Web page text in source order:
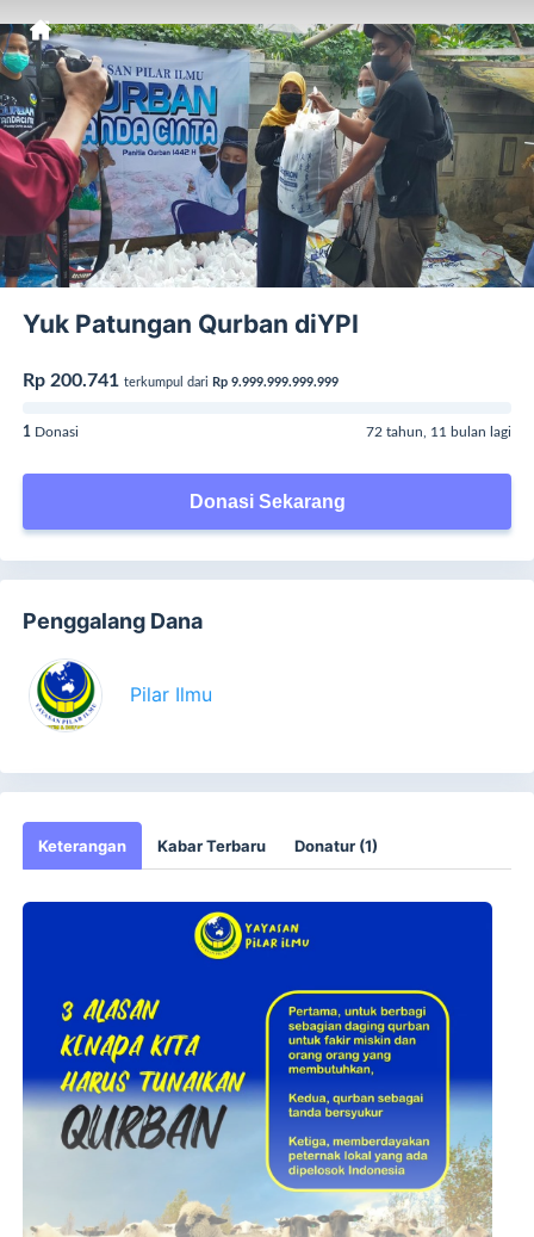
Yuk Patungan Qurban diYPI
Rp 200.741 terkumpul dari Rp 9.999.999.999.999
1 Donasi 72 tahun, 11 bulan lagi
Donasi Sekarang
Penggalang Dana
Pilar Ilmu
Keterangan Kabar Terbaru Donatur (1)